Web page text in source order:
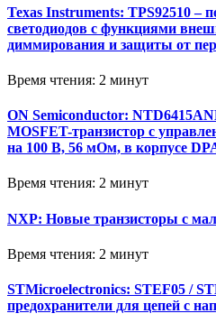
Texas Instruments: TPS92510 –
светодиодов с функциями
диммирования и защиты от
Время чтения: 2 минут
ON Semiconductor:
MOSFET-транзистор с
на 100 В, 56 мОм, в корпусе
Время чтения: 2 минут
NXP: Новые транзисторы с
Время чтения: 2 минут
STMicroelectronics: STEF05 /
предохранители для цепей с